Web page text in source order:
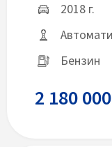
2018 г.
Бензин
2 180